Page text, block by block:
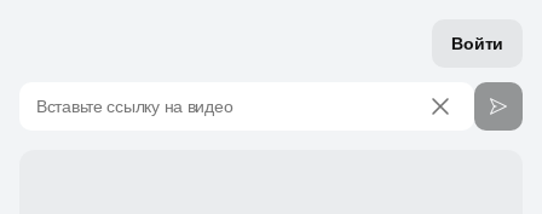
Войти
Вставьте ссылку на видео